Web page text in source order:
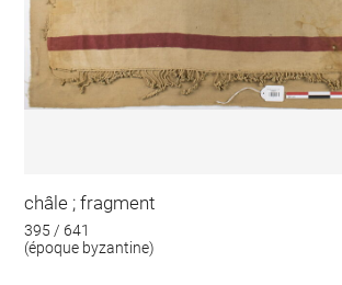
châle ; fragment
395 / 641
(époque byzantine)